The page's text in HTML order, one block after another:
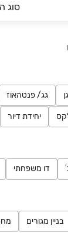
סוג
גג/ פנטהאוז
יחידת דיור
דו משפחתי
בניין מגורים
גן, דירות
למכירה בתל
דירות למכירה